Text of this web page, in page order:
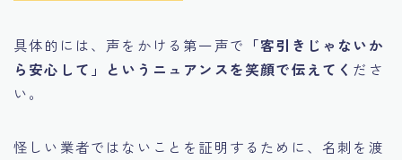
具体的には、声をかける第一声で 「客引きじゃないか
ら安心して」というニュアンスを笑顔で伝えてく ださ
い。
怪しい業者ではないことを証明するために、名刺を渡